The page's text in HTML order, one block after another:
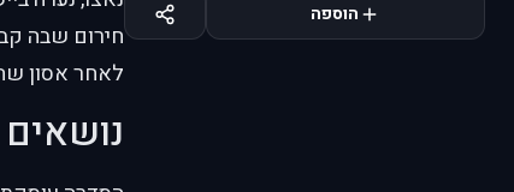
הוספה
חירום שבה
לאחר אסון
נושאים